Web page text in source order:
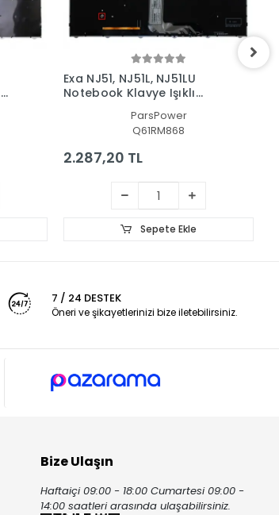
Exa NJ51, NJ51L, NJ51LU
Notebook Klavye Işıklı
ParsPower
Q61RM868
2.287,20 TL
Sepete Ekle
7 / 24 DESTEK
Öneri ve şikayetlerinizi bize iletebilirsiniz.
Bize Ulaşın
Haftaiçi 09:00 - 18:00 Cumartesi 09:00 -
14:00 saatleri arasında ulaşabilirsiniz.